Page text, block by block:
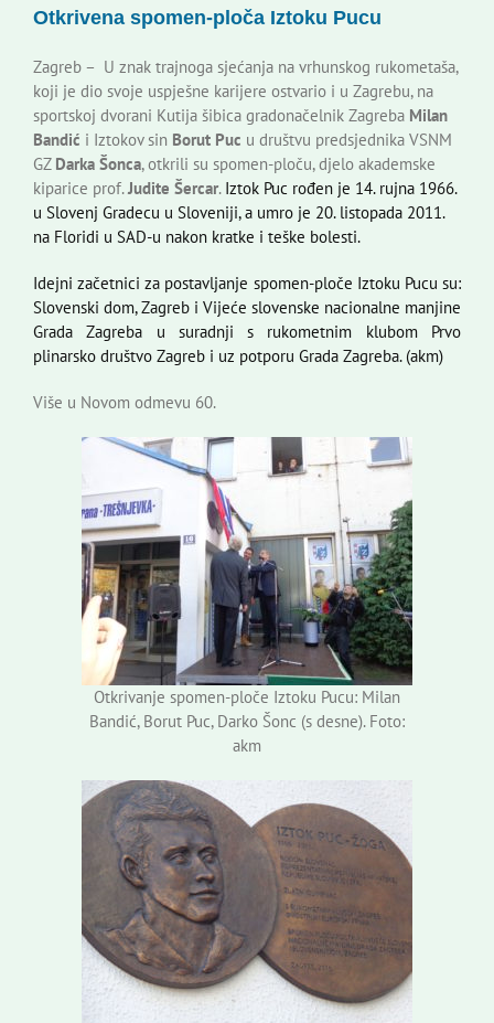
Korisne informacije
Otkrivena spomen-ploča Iztoku Pucu
Zagreb – U znak trajnoga sjećanja na vrhunskog rukometaša,
koji je dio svoje uspješne karijere ostvario i u Zagrebu, na
sportskoj dvorani Kutija šibica gradonačelnik Zagreba Milan
Bandić i Iztokov sin Borut Puc u društvu predsjednika VSNM
GZ Darka Šonca, otkrili su spomen-ploču, djelo akademske
kiparice prof.Judite Šercar. Iztok Puc rođen je 14. rujna 1966.
u Slovenj Gradecu u Sloveniji, a umro je 20. listopada 2011.
na Floridi u SAD-u nakon kratke i teške bolesti.
Idejni začetnici za postavljanje spomen-ploče Iztoku Pucu su:
Slovenski dom, Zagreb i Vijeće slovenske nacionalne manjine
Grada Zagreba u suradnji s rukometnim klubom Prvo
plinarsko društvo Zagreb i uz potporu Grada Zagreba. (akm)
Više u Novom odmevu 60.
Otkrivanje spomen-ploče Iztoku Pucu: Milan
Bandić, Borut Puc, Darko Šonc (s desne). Foto:
akm